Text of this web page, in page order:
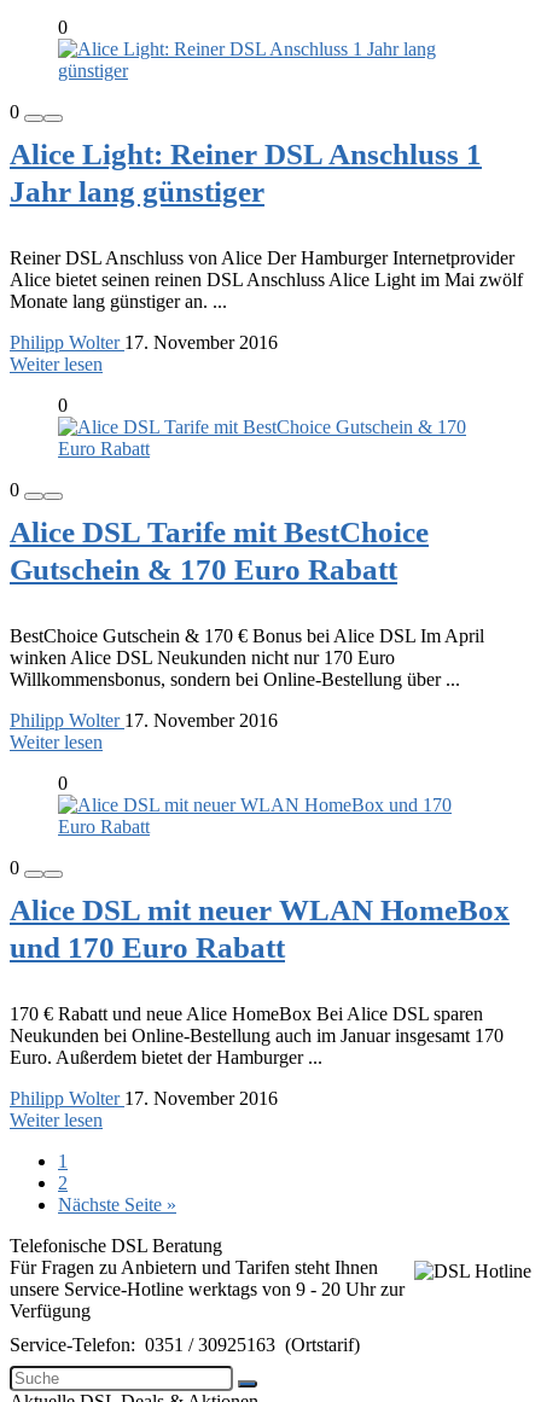
0
0
Alice Light: Reiner DSL Anschluss 1
Jahr lang günstiger
Reiner DSL Anschluss von Alice Der Hamburger Internetprovider
Alice bietet seinen reinen DSL Anschluss Alice Light im Mai zwölf
Monate lang günstiger an. ...
Philipp Wolter 17. November 2016
Weiter lesen
0
0
Alice DSL Tarife mit BestChoice
Gutschein & 170 Euro Rabatt
BestChoice Gutschein & 170 € Bonus bei Alice DSL Im April
winken Alice DSL Neukunden nicht nur 170 Euro
Willkommensbonus, sondern bei Online-Bestellung über ...
Philipp Wolter 17. November 2016
Weiter lesen
0
0
Alice DSL mit neuer WLAN HomeBox
und 170 Euro Rabatt
170 € Rabatt und neue Alice HomeBox Bei Alice DSL sparen
Neukunden bei Online-Bestellung auch im Januar insgesamt 170
Euro. Außerdem bietet der Hamburger ...
Philipp Wolter 17. November 2016
Weiter lesen
1
2
Nächste Seite »
Telefonische DSL Beratung
Für Fragen zu Anbietern und Tarifen steht Ihnen
unsere Service-Hotline werktags von 9 - 20 Uhr zur
Verfügung
Service-Telefon: 0351 / 30925163 (Ortstarif)